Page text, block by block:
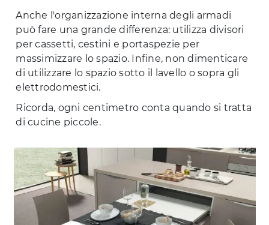
Anche l'organizzazione interna degli armadi
può fare una grande differenza: utilizza divisori
per cassetti, cestini e portaspezie per
massimizzare lo spazio. Infine, non dimenticare
di utilizzare lo spazio sotto il lavello o sopra gli
elettrodomestici.
Ricorda, ogni centimetro conta quando si tratta
di cucine piccole.